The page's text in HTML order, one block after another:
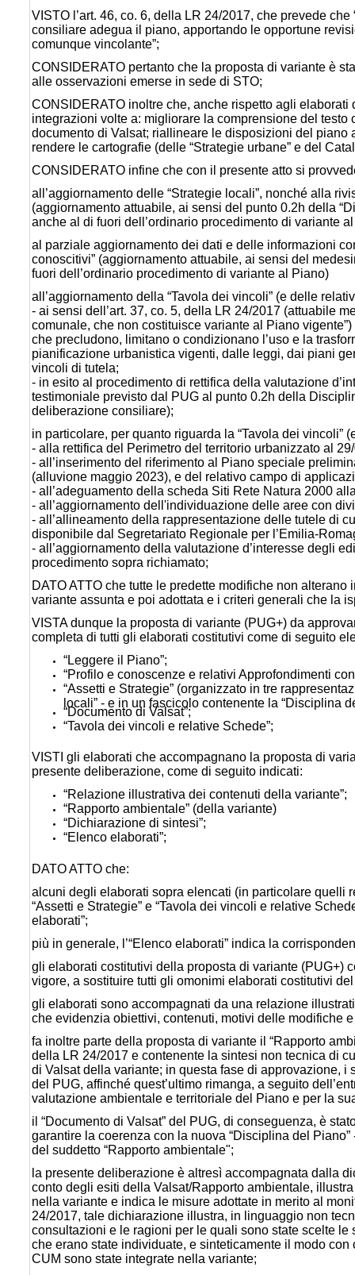
VISTO l’art. 46, co. 6, della LR 24/2017, che prevede
consiliare adegua il piano, apportando le opportune
comunque vincolante”;
CONSIDERATO pertanto che la proposta di variante è
alle osservazioni emerse in sede di STO;
CONSIDERATO inoltre che, anche rispetto agli
integrazioni volte a: migliorare la comprensione del
documento di Valsat; riallineare le disposizioni del
rendere le cartografie (delle “Strategie urbane” e del
CONSIDERATO infine che con il presente atto si
all’aggiornamento delle “Strategie locali”, nonché alla
(aggiornamento attuabile, ai sensi del punto 0.2h della
anche al di fuori dell’ordinario procedimento di variante
al parziale aggiornamento dei dati e delle informazioni
conoscitivi” (aggiornamento attuabile, ai sensi del
fuori dell’ordinario procedimento di variante al Piano)
all’aggiornamento della “Tavola dei vincoli” (e delle
- ai sensi dell’art. 37, co. 5, della LR 24/2017 (attuabile
comunale, che non costituisce variante al Piano
che precludono, limitano o condizionano l’uso e la
pianificazione urbanistica vigenti, dalle leggi, dai piani
vincoli di tutela;
- in esito al procedimento di rettifica della valutazione
testimoniale previsto dal PUG al punto 0.2h della
deliberazione consiliare);
in particolare, per quanto riguarda la “Tavola dei vincoli”
- alla rettifica del Perimetro del territorio urbanizzato al
- all’inserimento del riferimento al Piano speciale
(alluvione maggio 2023), e del relativo campo di
- all’adeguamento della scheda Siti Rete Natura 2000
- all’aggiornamento dell'individuazione delle aree con
- all’allineamento della rappresentazione delle tutele di
disponibile dal Segretariato Regionale per l’Emilia-
- all’aggiornamento della valutazione d’interesse degli
procedimento sopra richiamato;
DATO ATTO che tutte le predette modifiche non
variante assunta e poi adottata e i criteri generali che la
VISTA dunque la proposta di variante (PUG+) da
completa di tutti gli elaborati costitutivi come di seguito
“Leggere il Piano”;
“Profilo e conoscenze e relativi Approfondimenti
“Assetti e Strategie” (organizzato in tre
locali” - e in un fascicolo contenente la “Disciplina
“Documento di Valsat”;
“Tavola dei vincoli e relative Schede”;
VISTI gli elaborati che accompagnano la proposta di
presente deliberazione, come di seguito indicati:
“Relazione illustrativa dei contenuti della variante”;
“Rapporto ambientale” (della variante)
“Dichiarazione di sintesi”;
“Elenco elaborati”;
DATO ATTO che:
alcuni degli elaborati sopra elencati (in particolare quelli
“Assetti e Strategie” e “Tavola dei vincoli e relative
elaborati”;
più in generale, l’“Elenco elaborati” indica la
gli elaborati costitutivi della proposta di variante (PUG+)
vigore, a sostituire tutti gli omonimi elaborati costitutivi
gli elaborati sono accompagnati da una relazione
che evidenzia obiettivi, contenuti, motivi delle modifiche
fa inoltre parte della proposta di variante il “Rapporto
della LR 24/2017 e contenente la sintesi non tecnica di
di Valsat della variante; in questa fase di approvazione, i
del PUG, affinché quest’ultimo rimanga, a seguito
valutazione ambientale e territoriale del Piano e per la
il “Documento di Valsat” del PUG, di conseguenza, è
garantire la coerenza con la nuova “Disciplina del
del suddetto “Rapporto ambientale";
la presente deliberazione è altresì accompagnata dalla
conto degli esiti della Valsat/Rapporto ambientale,
nella variante e indica le misure adottate in merito al
24/2017, tale dichiarazione illustra, in linguaggio non
consultazioni e le ragioni per le quali sono state scelte
che erano state individuate, e sinteticamente il modo
CUM sono state integrate nella variante;